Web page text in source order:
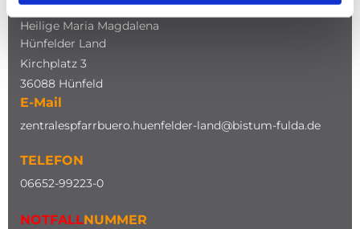
Katholische Kirche
Heilige Maria Magdalena
Hünfelder Land
Kirchplatz 3
36088 Hünfeld
E-Mail
zentralespfarrbuero.huenfelder-land@bistum-fulda.de
TELEFON
06652-99223-0
NOTFALLNUMMER